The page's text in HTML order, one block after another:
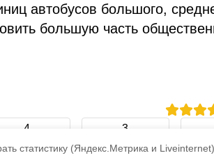
статистику (Яндекс.Метрика и Liveinternet).
автобусов большого,
большую часть
4 3